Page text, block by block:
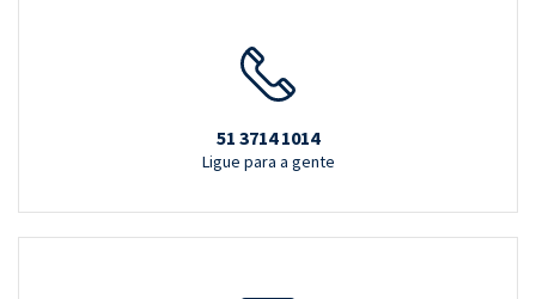
51 3714 1014
Ligue para a gente